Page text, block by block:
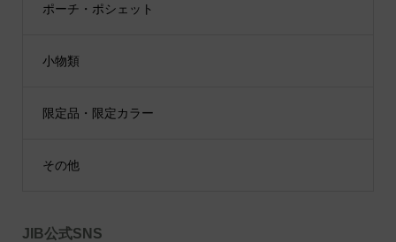
ポーチ・ポシェット
小物類
限定品・限定カラー
その他
JIB公式SNS